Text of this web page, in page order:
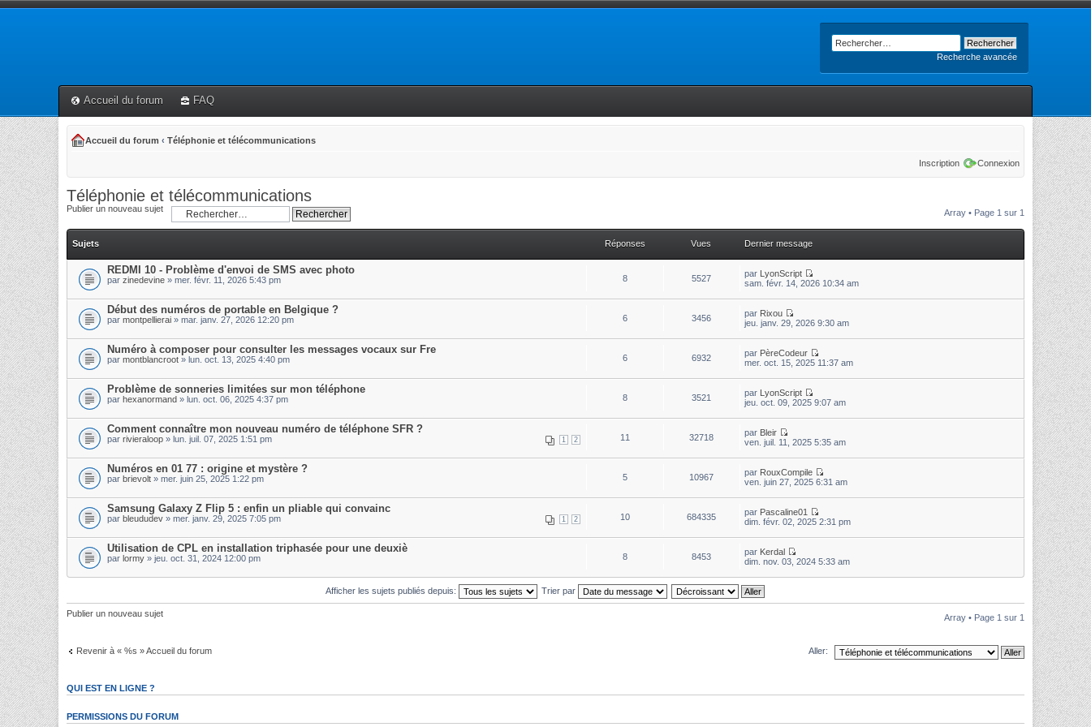
Recherche avancée
Accueil du forum FAQ
Accueil du forum ‹ Téléphonie et télécommunications
Inscription Connexion
Téléphonie et télécommunications
Publier un nouveau sujet Array • Page 1 sur 1
Sujets Réponses Vues Dernier message
REDMI 10 - Problème d'envoi de SMS avec photo
par zinedevine » mer. févr. 11, 2026 5:43 pm 8 5527 par LyonScript
sam. févr. 14, 2026 10:34 am
Début des numéros de portable en Belgique ?
par montpellierai » mar. janv. 27, 2026 12:20 pm 6 3456 par Rixou
jeu. janv. 29, 2026 9:30 am
Numéro à composer pour consulter les messages vocaux sur Fre
par montblancroot » lun. oct. 13, 2025 4:40 pm 6 6932 par PèreCodeur
mer. oct. 15, 2025 11:37 am
Problème de sonneries limitées sur mon téléphone
par hexanormand » lun. oct. 06, 2025 4:37 pm 8 3521 par LyonScript
jeu. oct. 09, 2025 9:07 am
Comment connaître mon nouveau numéro de téléphone SFR ?
1 2
par rivieraloop » lun. juil. 07, 2025 1:51 pm 11 32718 par Bleir
ven. juil. 11, 2025 5:35 am
Numéros en 01 77 : origine et mystère ?
par brievolt » mer. juin 25, 2025 1:22 pm 5 10967 par RouxCompile
ven. juin 27, 2025 6:31 am
Samsung Galaxy Z Flip 5 : enfin un pliable qui convainc
1 2
par bleududev » mer. janv. 29, 2025 7:05 pm 10 684335 par Pascaline01
dim. févr. 02, 2025 2:31 pm
Utilisation de CPL en installation triphasée pour une deuxiè
par lormy » jeu. oct. 31, 2024 12:00 pm 8 8453 par Kerdal
dim. nov. 03, 2024 5:33 am
Afficher les sujets publiés depuis: Trier par
Publier un nouveau sujet Array • Page 1 sur 1
Revenir à « %s » Accueil du forum Aller:
QUI EST EN LIGNE ?
PERMISSIONS DU FORUM